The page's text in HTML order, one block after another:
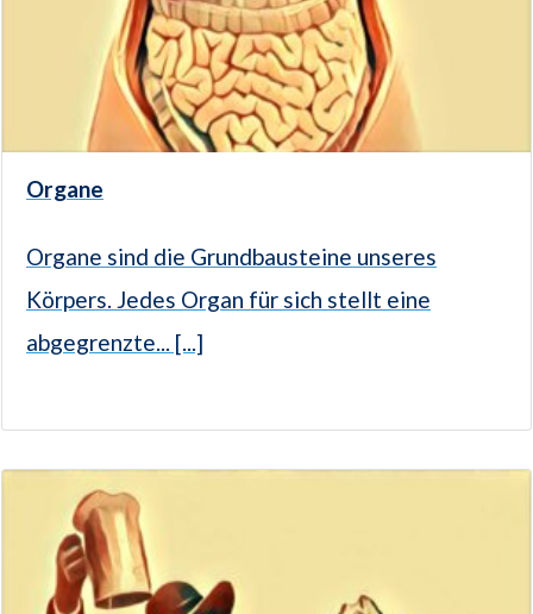
Organe
Organe sind die Grundbausteine unseres
Körpers. Jedes Organ für sich stellt eine
abgegrenzte... [...]